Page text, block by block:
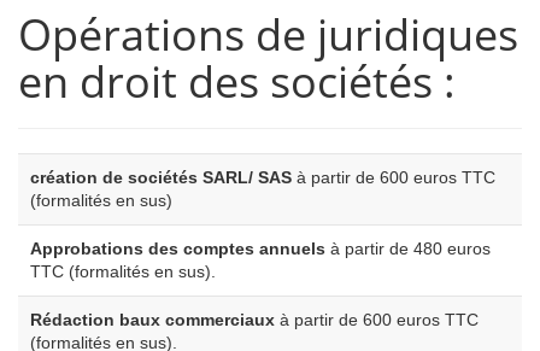
Opérations de juridiques
en droit des sociétés :
création de sociétés SARL/ SAS à partir de 600 euros TTC
(formalités en sus)
Approbations des comptes annuels à partir de 480 euros
TTC (formalités en sus).
Rédaction baux commerciaux à partir de 600 euros TTC
(formalités en sus).